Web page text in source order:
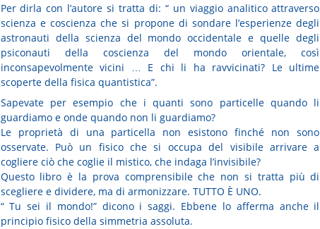
Per dirla con l’autore si tratta di: “ un viaggio analitico attraverso
scienza e coscienza che si propone di sondare l’esperienze degli
astronauti della scienza del mondo occidentale e quelle degli
psiconauti della coscienza del mondo orientale, così
inconsapevolmente vicini … E chi li ha ravvicinati? Le ultime
scoperte della fisica quantistica”.
Sapevate per esempio che i quanti sono particelle quando li
guardiamo e onde quando non li guardiamo?
Le proprietà di una particella non esistono finché non sono
osservate. Può un fisico che si occupa del visibile arrivare a
cogliere ciò che coglie il mistico, che indaga l’invisibile?
Questo libro è la prova comprensibile che non si tratta più di
scegliere e dividere, ma di armonizzare. TUTTO È UNO.
“ Tu sei il mondo!” dicono i saggi. Ebbene lo afferma anche il
principio fisico della simmetria assoluta.